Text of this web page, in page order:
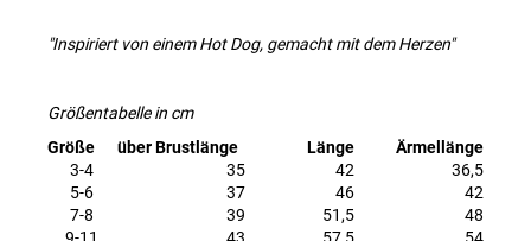
"Inspiriert von einem Hot Dog, gemacht mit dem Herzen"
Größentabelle in cm
Größe
über Brustlänge Länge
Ärmellänge
3-4
35 42
36,5
5-6
37 46
42
7-8
39 51,5
48
9-11
43 57,5
54